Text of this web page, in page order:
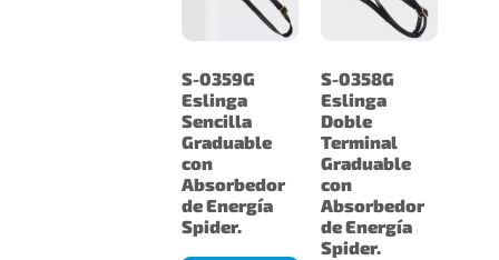
S-0359G
Eslinga
Sencilla
Graduable
con
Absorbedor
de Energía
Spider.
S-0358G
Eslinga
Doble
Terminal
Graduable
con
Absorbedor
de Energía
Spider.